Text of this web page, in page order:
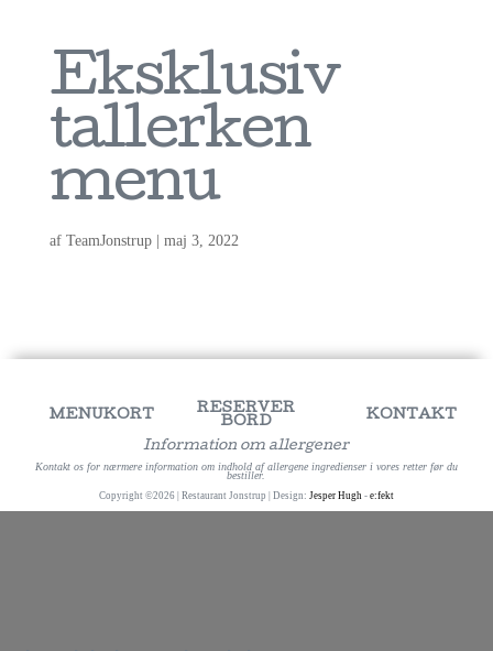
Eksklusiv
tallerken
menu
af TeamJonstrup| maj 3, 2022
MENUKORT
RESERVER
BORD
KONTAKT
Information om allergener
Kontakt os for nærmere information om indhold af allergene ingredienser i vores retter før du
bestiller.
Copyright ©2026 | Restaurant Jonstrup | Design: Jesper Hugh- e:fekt